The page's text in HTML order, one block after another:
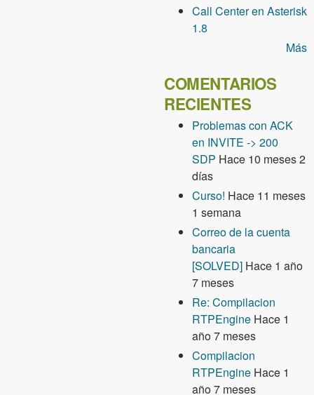
Call Center en Asterisk
1.8
Más
COMENTARIOS
RECIENTES
Problemas con ACK
en INVITE -> 200
SDP Hace 10 meses 2
días
Curso! Hace 11 meses
1 semana
Correo de la cuenta
bancaria
[SOLVED] Hace 1 año
7 meses
Re: Compilacion
RTPEngine Hace 1
año 7 meses
Compilacion
RTPEngine Hace 1
año 7 meses